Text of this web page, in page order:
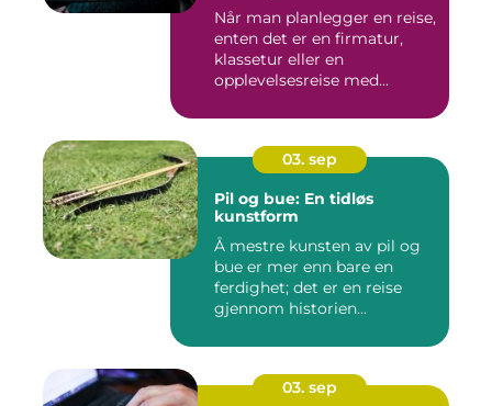
Når man planlegger en reise,
enten det er en firmatur,
klassetur eller en
opplevelsesreise med...
03. sep
Pil og bue: En tidløs
kunstform
Å mestre kunsten av pil og
bue er mer enn bare en
ferdighet; det er en reise
gjennom historien...
03. sep